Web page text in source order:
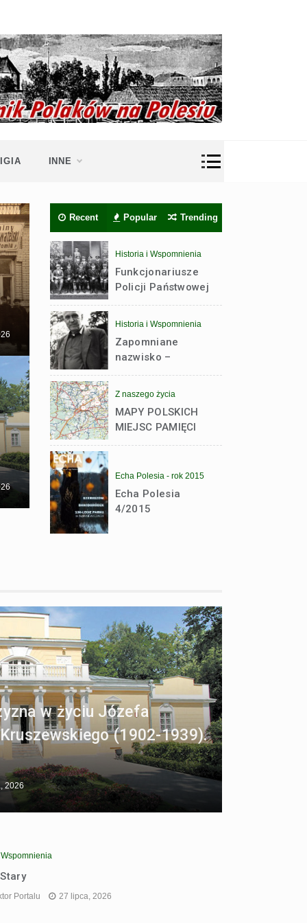
INNE
Recent Popular Trending
Historia i Wspomnienia
Funkcjonariusze
Policji Państwowej
z Brześcia nad
ostaszkowska
Historia i Wspomnienia
Zapomniane
nazwisko –
Dynastia
historii rodziny
powstańca
styczniowego
Michała
Z naszego życia
MAPY POLSKICH
MIEJSC PAMIĘCI
NARODOWEJ W
BRZESKIM
Echa Polesia - rok 2015
Echa Polesia
4/2015
w życiu Józefa
(1902-1939).
2026
Portalu 27 lipca, 2026